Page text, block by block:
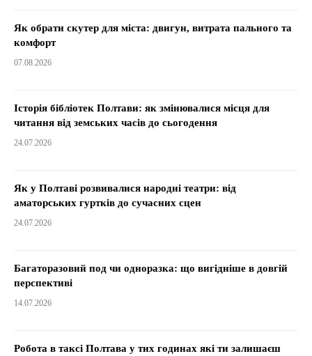
Як обрати скутер для міста: двигун, витрата пального та
комфорт
07.08.2026
Історія бібліотек Полтави: як змінювалися місця для
читання від земських часів до сьогодення
24.07.2026
Як у Полтаві розвивалися народні театри: від
аматорських гуртків до сучасних сцен
24.07.2026
Багаторазовий под чи одноразка: що вигідніше в довгій
перспективі
14.07.2026
Робота в таксі Полтава у тих годинах які ти залишаєш